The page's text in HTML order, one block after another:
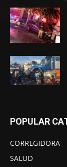
POPULAR
CORREGIDORA
SALUD